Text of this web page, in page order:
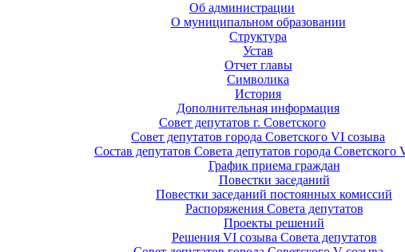
Об администрации
О муниципальном образовании
Структура
Устав
Отчет главы
Символика
История
Дополнительная информация
Совет депутатов г. Советского
Совет депутатов города Советского VI созыва
Состав депутатов Совета депутатов города Советского
График приема граждан
Повестки заседаний
Повестки заседаний постоянных комиссий
Распоряжения Совета депутатов
Проекты решений
Решения VI созыва Совета депутатов